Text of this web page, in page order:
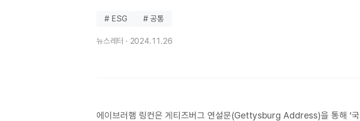
# ESG # 공통
뉴스레터 · 2024.11.26
에이브러햄 링컨은 게티즈버그 연설문(Gettysburg Address)을 통해 ‘